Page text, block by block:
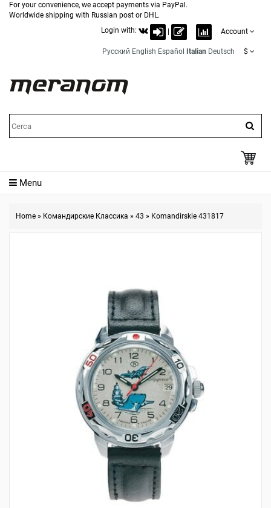
For your convenience, we accept payments via PayPal.
Worldwide shipping with Russian post or DHL.
Login with:
Account
Русский English Español Italian Deutsch $
Menu
Home » Командирские Классика » 43 » Komandirskie 431817